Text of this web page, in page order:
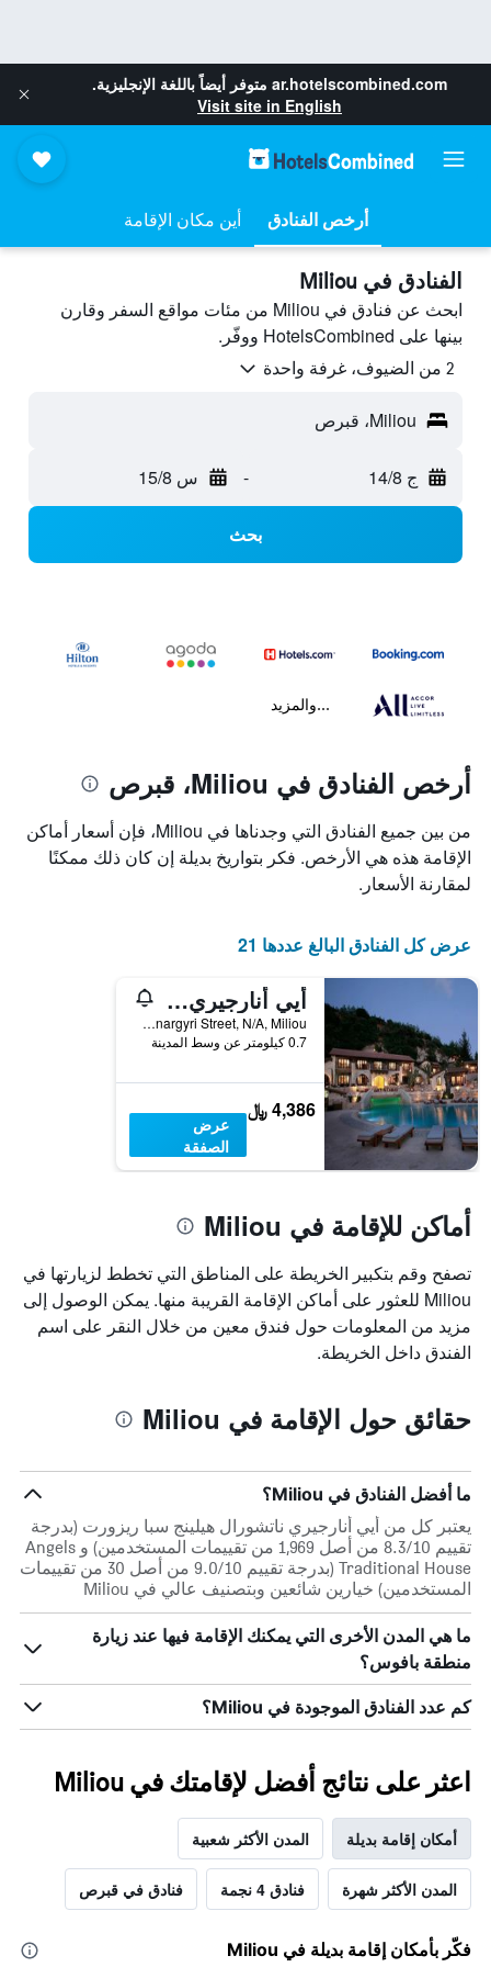
ar.hotelscombined.com متوفر أيضاً باللغة الإنجليزية.
Visit site in English
أرخص الفنادق أين مكان الإقامة
الفنادق في Miliou
ابحث عن فنادق في Miliou من مئات مواقع السفر وقارن
بينها على HotelsCombined ووفّر.
2 من الضيوف، غرفة واحدة
Miliou، قبرص
ج 14/8 - س 15/8
بحث
...والمزيد
أرخص الفنادق في Miliou، قبرص
من بين جميع الفنادق التي وجدناها في Miliou، فإن أسعار أماكن
الإقامة هذه هي الأرخص. فكر بتواريخ بديلة إن كان ذلك ممكنًا
لمقارنة الأسعار.
عرض كل الفنادق البالغ عددها 21
أيي أنارجيري ناتشورال هيلينج سبا ريزورت
Ayii Anargyri Street, N/A, Miliou, قبرص
0.7 كيلومتر عن وسط المدينة
4,386 ﷼
عرض
الصفقة
أماكن للإقامة في Miliou
تصفح وقم بتكبير الخريطة على المناطق التي تخطط لزيارتها في
Miliou للعثور على أماكن الإقامة القريبة منها. يمكن الوصول إلى
مزيد من المعلومات حول فندق معين من خلال النقر على اسم
الفندق داخل الخريطة.
حقائق حول الإقامة في Miliou
ما أفضل الفنادق في Miliou؟
يعتبر كل من أيي أنارجيري ناتشورال هيلينج سبا ريزورت (بدرجة
تقييم 8.3/10 من أصل 1,969 من تقييمات المستخدمين) و Angels
Traditional House (بدرجة تقييم 9.0/10 من أصل 30 من تقييمات
المستخدمين) خيارين شائعين وبتصنيف عالي في Miliou
ما هي المدن الأخرى التي يمكنك الإقامة فيها عند زيارة
منطقة بافوس؟
كم عدد الفنادق الموجودة في Miliou؟
اعثر على نتائج أفضل لإقامتك في Miliou
أمكان إقامة بديلة المدن الأكثر شعبية
المدن الأكثر شهرة فنادق 4 نجمة فنادق في قبرص
فكّر بأمكان إقامة بديلة في Miliou